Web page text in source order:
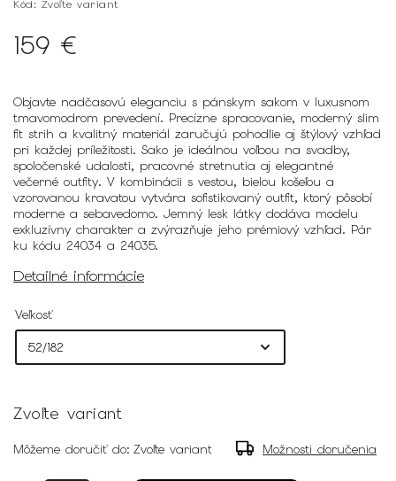
Kód: Zvoľte variant
159 €
Objavte nadčasovú eleganciu s pánskym sakom v luxusnom
tmavomodrom prevedení. Precízne spracovanie, moderný slim
fit strih a kvalitný materiál zaručujú pohodlie aj štýlový vzhľad
pri každej príležitosti. Sako je ideálnou voľbou na svadby,
spoločenské udalosti, pracovné stretnutia aj elegantné
večerné outfity. V kombinácii s vestou, bielou košeľou a
vzorovanou kravatou vytvára sofistikovaný outfit, ktorý pôsobí
moderne a sebavedomo. Jemný lesk látky dodáva modelu
exkluzívny charakter a zvýrazňuje jeho prémiový vzhľad. Pár
ku kódu 24034 a 24035.
Detailné informácie
Veľkosť
Zvoľte variant
Môžeme doručiť do: Zvoľte variant Možnosti doručenia